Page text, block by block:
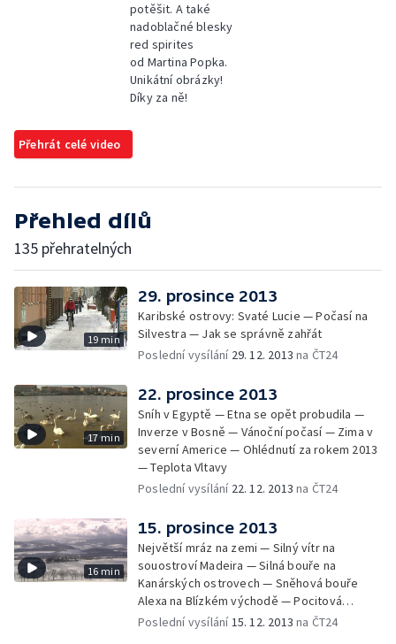
potěšit. A také
nadoblačné blesky
red spirites
od Martina Popka.
Unikátní obrázky!
Díky za ně!
Přehrát celé video
Přehled dílů
135 přehratelných
19 min
29. prosince 2013
Karibské ostrovy: Svaté Lucie — Počasí na
Silvestra — Jak se správně zahřát
Poslední vysílání 29. 12. 2013 na ČT24
17 min
22. prosince 2013
Sníh v Egyptě — Etna se opět probudila —
Inverze v Bosně — Vánoční počasí — Zima v
severní Americe — Ohlédnutí za rokem 2013
— Teplota Vltavy
Poslední vysílání 22. 12. 2013 na ČT24
16 min
15. prosince 2013
Největší mráz na zemi — Silný vítr na
souostroví Madeira — Silná bouře na
Kanárských ostrovech — Sněhová bouře
Alexa na Blízkém východě — Pocitová
teplota — Teploty v Severní Americe — Klima
Poslední vysílání15. 12. 2013 na ČT24